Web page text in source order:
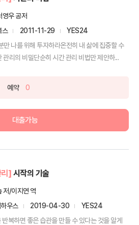
영우 공저
스
2011-11-29
YES24
만 나를 위해 투자하라온전히 내 삶에 집중할 수
관리의 비밀단순히 시간 관리 비법만 제안하...
예약 0
대출가능
리] 시작의 기술
저/이지연 역
우스
2019-04-30
YES24
복하면 좋은 습관을 만들 수 있다는 것을 알게